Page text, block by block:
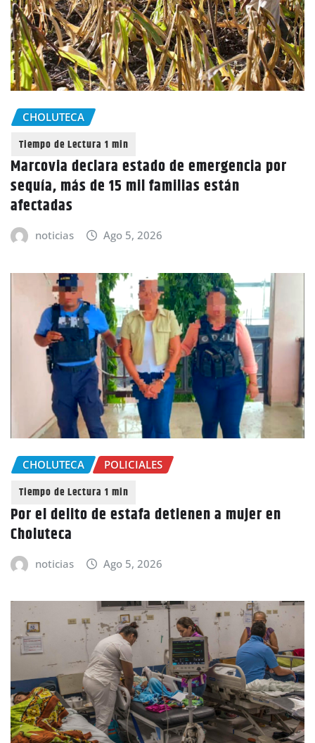
CHOLUTECA
Marcovia declara estado de emergencia por
sequía, más de 15 mil familias están
afectadas
noticias Ago 5, 2026
CHOLUTECA POLICIALES
Por el delito de estafa detienen a mujer en
Choluteca
noticias Ago 5, 2026